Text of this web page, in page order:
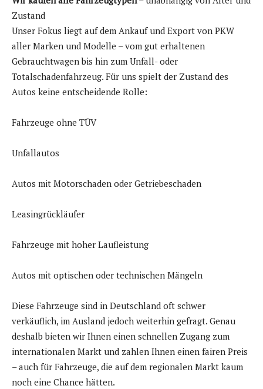
Zustand
Unser Fokus liegt auf dem Ankauf und Export von PKW
aller Marken und Modelle – vom gut erhaltenen
Gebrauchtwagen bis hin zum Unfall- oder
Totalschadenfahrzeug. Für uns spielt der Zustand des
Autos keine entscheidende Rolle:
Fahrzeuge ohne TÜV
Unfallautos
Autos mit Motorschaden oder Getriebeschaden
Leasingrückläufer
Fahrzeuge mit hoher Laufleistung
Autos mit optischen oder technischen Mängeln
Diese Fahrzeuge sind in Deutschland oft schwer
verkäuflich, im Ausland jedoch weiterhin gefragt. Genau
deshalb bieten wir Ihnen einen schnellen Zugang zum
internationalen Markt und zahlen Ihnen einen fairen Preis
– auch für Fahrzeuge, die auf dem regionalen Markt kaum
noch eine Chance hätten.